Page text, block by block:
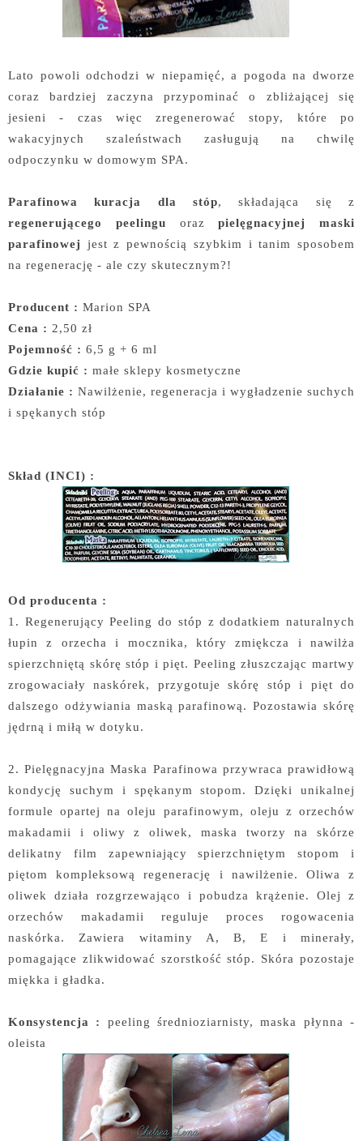
Lato powoli odchodzi w niepamięć, a pogoda na dworze
coraz bardziej zaczyna przypominać o zbliżającej się
jesieni - czas więc zregenerować stopy, które po
wakacyjnych szaleństwach zasługują na chwilę
odpoczynku w domowym SPA.
Parafinowa kuracja dla stóp, składająca się z
regenerującego peelingu orazpielęgnacyjnej maski
parafinowej jest z pewnością szybkim i tanim sposobem
na regenerację - ale czy skutecznym?!
Producent : Marion SPA
Cena : 2,50 zł
Pojemność : 6,5 g + 6 ml
Gdzie kupić : małe sklepy kosmetyczne
Działanie : Nawilżenie, regeneracja i wygładzenie suchych
i spękanych stóp
Skład (INCI) :
Od producenta :
1. Regenerujący Peeling do stóp z dodatkiem naturalnych
łupin z orzecha i mocznika, który zmiękcza i nawilża
spierzchniętą skórę stóp i pięt. Peeling złuszczając martwy
zrogowaciały naskórek, przygotuje skórę stóp i pięt do
dalszego odżywiania maską parafinową. Pozostawia skórę
jędrną i miłą w dotyku.
2. Pielęgnacyjna Maska Parafinowa przywraca prawidłową
kondycję suchym i spękanym stopom. Dzięki unikalnej
formule opartej na oleju parafinowym, oleju z orzechów
makadamii i oliwy z oliwek, maska tworzy na skórze
delikatny film zapewniający spierzchniętym stopom i
piętom kompleksową regenerację i nawilżenie. Oliwa z
oliwek działa rozgrzewająco i pobudza krążenie. Olej z
orzechów makadamii reguluje proces rogowacenia
naskórka. Zawiera witaminy A, B, E i minerały,
pomagające zlikwidować szorstkość stóp. Skóra pozostaje
miękka i gładka.
Konsystencja : peeling średnioziarnisty, maska płynna -
oleista